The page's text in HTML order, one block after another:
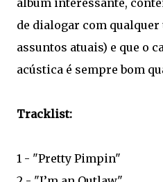
álbum interessante,
de dialogar com qualquer
assuntos atuais) e que o
acústica é sempre bom
Tracklist:
1 - "Pretty Pimpin"